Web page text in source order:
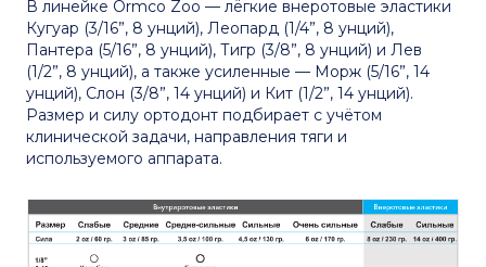
В линейке Ormco Zoo — лёгкие внеротовые эластики
Кугуар (3/16”, 8 унций), Леопард (1/4”, 8 унций),
Пантера (5/16”, 8 унций), Тигр (3/8”, 8 унций) и Лев
(1/2”, 8 унций), а также усиленные — Морж (5/16”, 14
унций), Слон (3/8”, 14 унций) и Кит (1/2”, 14 унций).
Размер и силу ортодонт подбирает с учётом
клинической задачи, направления тяги и
используемого аппарата.